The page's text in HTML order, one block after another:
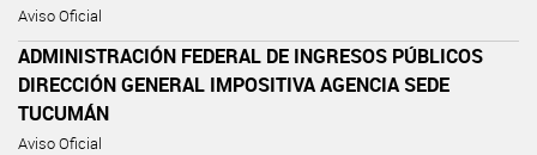
Aviso Oficial
ADMINISTRACIÓN FEDERAL DE INGRESOS PÚBLICOS
DIRECCIÓN GENERAL IMPOSITIVA AGENCIA SEDE
TUCUMÁN
Aviso Oficial